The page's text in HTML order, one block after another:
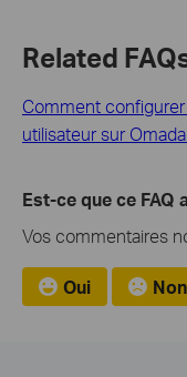
Related
Comment
utilisateur sur
Est-ce que ce FAQ
Vos commentaires
Oui Non